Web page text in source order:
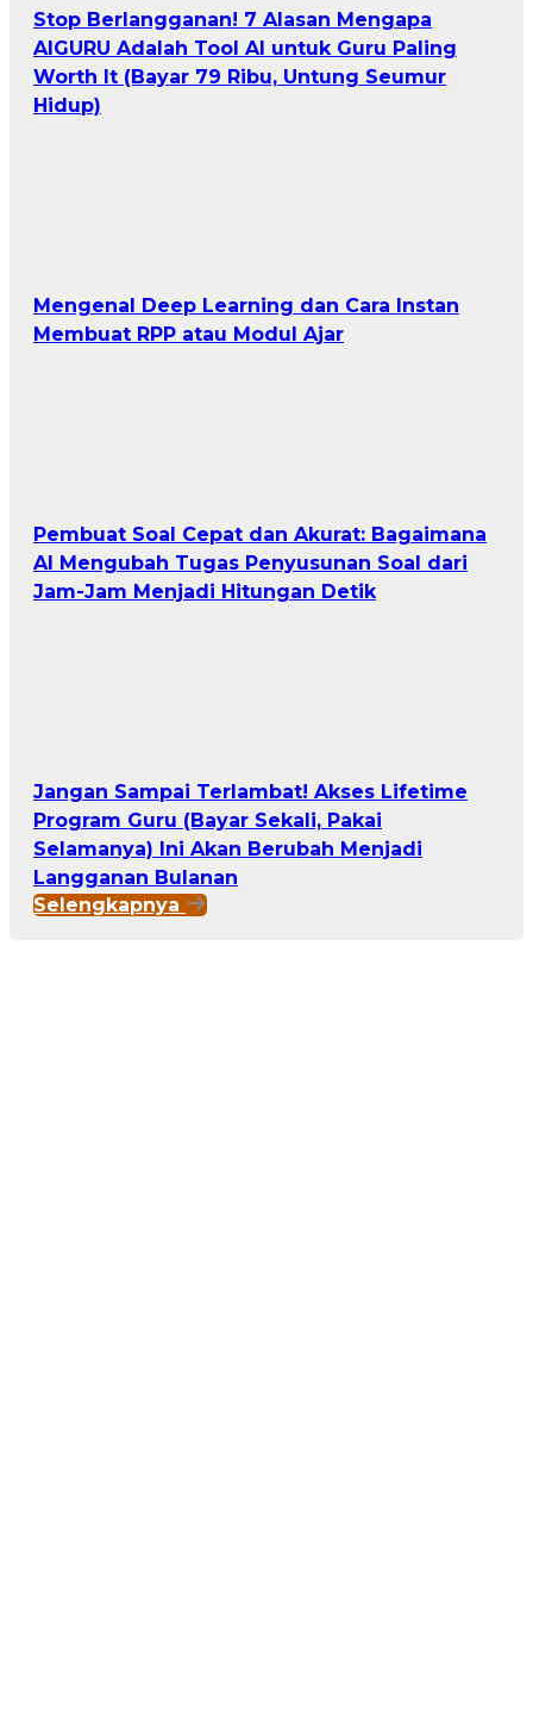
Stop Berlangganan! 7 Alasan Mengapa
AIGURU Adalah Tool AI untuk Guru Paling
Worth It (Bayar 79 Ribu, Untung Seumur
Hidup)
Mengenal Deep Learning dan Cara Instan
Membuat RPP atau Modul Ajar
Pembuat Soal Cepat dan Akurat: Bagaimana
AI Mengubah Tugas Penyusunan Soal dari
Jam-Jam Menjadi Hitungan Detik
Jangan Sampai Terlambat! Akses Lifetime
Program Guru (Bayar Sekali, Pakai
Selamanya) Ini Akan Berubah Menjadi
Langganan Bulanan
Selengkapnya